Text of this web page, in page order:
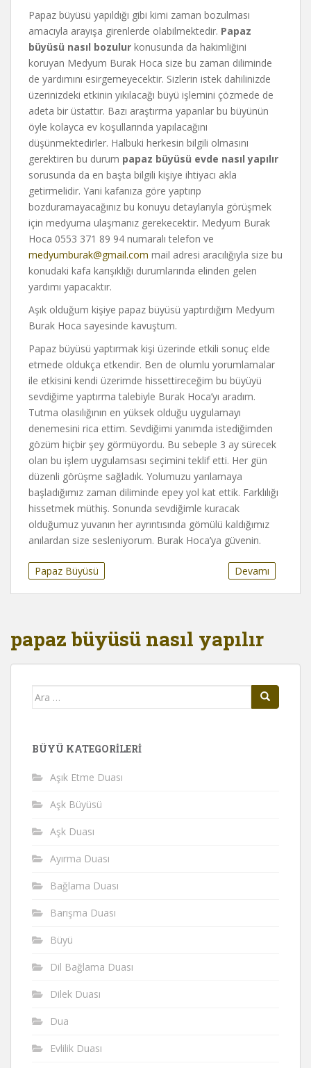
Papaz büyüsü yapıldığı gibi kimi zaman bozulması
amacıyla arayışa girenlerde olabilmektedir. Papaz
büyüsü nasıl bozulur konusunda da hakimliğini
koruyan Medyum Burak Hoca size bu zaman diliminde
de yardımını esirgemeyecektir. Sizlerin istek dahilinizde
üzerinizdeki etkinin yıkılacağı büyü işlemini çözmede de
adeta bir üstattır. Bazı araştırma yapanlar bu büyünün
öyle kolayca ev koşullarında yapılacağını
düşünmektedirler. Halbuki herkesin bilgili olmasını
gerektiren bu durum papaz büyüsü evde nasıl yapılır
sorusunda da en başta bilgili kişiye ihtiyacı akla
getirmelidir. Yani kafanıza göre yaptırıp
bozduramayacağınız bu konuyu detaylarıyla görüşmek
için medyuma ulaşmanız gerekecektir. Medyum Burak
Hoca 0553 371 89 94 numaralı telefon ve
medyumburak@gmail.com mail adresi aracılığıyla size bu
konudaki kafa karışıklığı durumlarında elinden gelen
yardımı yapacaktır.
Aşık olduğum kişiye papaz büyüsü yaptırdığım Medyum
Burak Hoca sayesinde kavuştum.
Papaz büyüsü yaptırmak kişi üzerinde etkili sonuç elde
etmede oldukça etkendir. Ben de olumlu yorumlamalar
ile etkisini kendi üzerimde hissettireceğim bu büyüyü
sevdiğime yaptırma talebiyle Burak Hoca’yı aradım.
Tutma olasılığının en yüksek olduğu uygulamayı
denemesini rica ettim. Sevdiğimi yanımda istediğimden
gözüm hiçbir şey görmüyordu. Bu sebeple 3 ay sürecek
olan bu işlem uygulamsası seçimini teklif etti. Her gün
düzenli görüşme sağladık. Yolumuzu yarılamaya
başladığımız zaman diliminde epey yol kat ettik. Farklılığı
hissetmek müthiş. Sonunda sevdiğimle kuracak
olduğumuz yuvanın her ayrıntısında gömülü kaldığımız
anılardan size sesleniyorum. Burak Hoca’ya güvenin.
Devamı
Papaz Büyüsü
papaz büyüsü nasıl yapılır
Arama
BÜYÜ KATEGORILERI
Aşık Etme Duası
Aşk Büyüsü
Aşk Duası
Ayırma Duası
Bağlama Duası
Barışma Duası
Büyü
Dil Bağlama Duası
Dilek Duası
Dua
Evlilik Duası